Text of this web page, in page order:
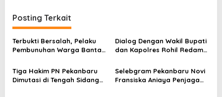
g
a
s
i
p
o
Posting Terkait
Terbukti Bersalah, Pelaku
Pembunuhan Warga Bantan
Penjara
Dialog Dengan Wakil Bupati
dan Kapolres Rohil Redam
Anarkis di Panipahan
Tiga Hakim PN Pekanbaru
Dimutasi di Tengah Sidang
Selebgram Pekanbaru Novi
Fransiska Aniaya Penjaga